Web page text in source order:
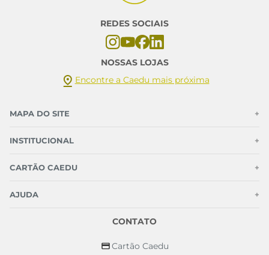
REDES SOCIAIS
NOSSAS LOJAS
Encontre a Caedu mais próxima
MAPA DO SITE +
INSTITUCIONAL +
CARTÃO CAEDU +
AJUDA +
CONTATO
Cartão Caedu